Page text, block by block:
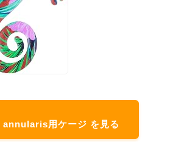
用ケージ を見る